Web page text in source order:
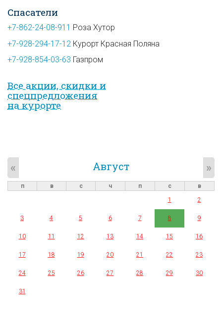
Спасатели
+7-862-24-08-911 Роза Хутор
+7-928-294-17-12 Курорт Красная Поляна
+7-928-854-03-63 Газпром
Все акции, скидки и
спец­предложе­ния
на курорте
Август
« »
п в с ч п с
в
1
2
3 4 5 6 7 8 9
10 11 12 13 14 15 16
17 18 19 20 21 22 23
24 25 26 27 28 29 30
31